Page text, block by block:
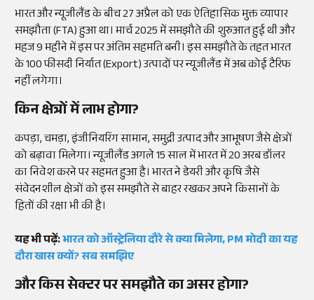
भारत और न्यूजीलैंड के बीच 27 अप्रैल को एक ऐतिहासिक मुक्त व्यापार
समझौता (FTA) हुआ था। मार्च 2025 में समझौते की शुरुआत हुई थी और
महज 9 महीने में इस पर अंतिम सहमति बनी। इस समझौते के तहत भारत
के 100 फीसदी निर्यात (Export) उत्पादों पर न्यूजीलैंड में अब कोई टैरिफ
नहीं लगेगा।
किन क्षेत्रों में लाभ होगा?
कपड़ा, चमड़ा, इंजीनियरिंग सामान, समुद्री उत्पाद और आभूषण जैसे क्षेत्रों
को बढ़ावा मिलेगा। न्यूजीलैंड अगले 15 साल में भारत में 20 अरब डॉलर
का निवेश करने पर सहमत हुआ है। भारत ने डेयरी और कृषि जैसे
संवेदनशील क्षेत्रों को इस समझौते से बाहर रखकर अपने किसानों के
हितों की रक्षा भी की है।
यह भी पढ़ें:भारत को ऑस्ट्रेलिया दौरे से क्या मिलेगा, PM मोदी का यह
दौरा खास क्यों? सब समझिए
और किस सेक्टर पर समझौते का असर होगा?